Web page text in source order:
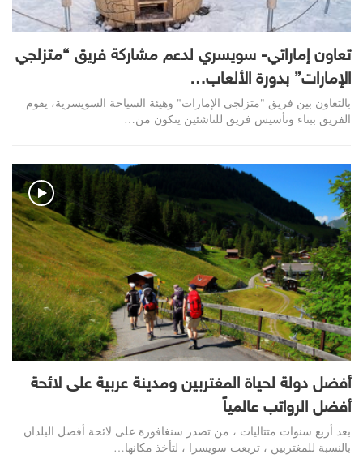
تعاون إماراتي- سويسري لدعم مشاركة فريق “متزلجي
الإمارات” بدورة الألعاب…
بالتعاون بين فريق "متزلجي الإمارات" وهيئة السياحة السويسرية، يقوم
الفريق ببناء وتأسيس فريق للناشئين يتكون من…
أفضل دولة لحياة المغتربين ومدينة عربية على لائحة
أفضل الرواتب عالمياً
بعد أربع سنوات متتاليات ، من تصدر سنغافورة على لائحة أفضل البلدان
بالنسبة للمغتربين ، تربعت سويسرا ، لتأخذ مكانها…